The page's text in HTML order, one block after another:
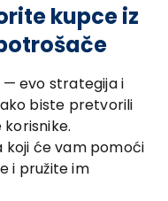
kupce iz
evo strategija i
biste pretvorili
koji će vam pomoći
i pružite im